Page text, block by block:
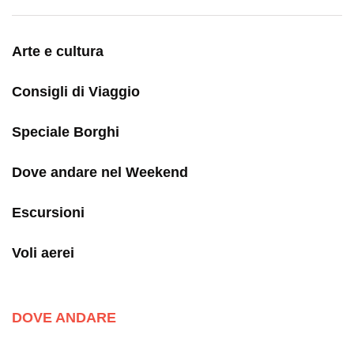
Arte e cultura
Consigli di Viaggio
Speciale Borghi
Dove andare nel Weekend
Escursioni
Voli aerei
DOVE ANDARE